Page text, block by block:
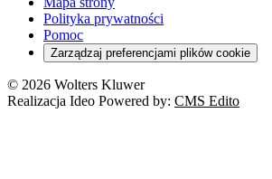
Polityka prywatności
Pomoc
Zarządzaj preferencjami plików cookie
© 2026 Wolters Kluwer
Realizacja Ideo Powered by: CMS Edito